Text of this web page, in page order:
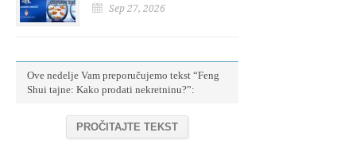
Sep 27, 2026
Ove nedelje Vam preporučujemo tekst “Feng
Shui tajne: Kako prodati nekretninu?”:
PROČITAJTE TEKST